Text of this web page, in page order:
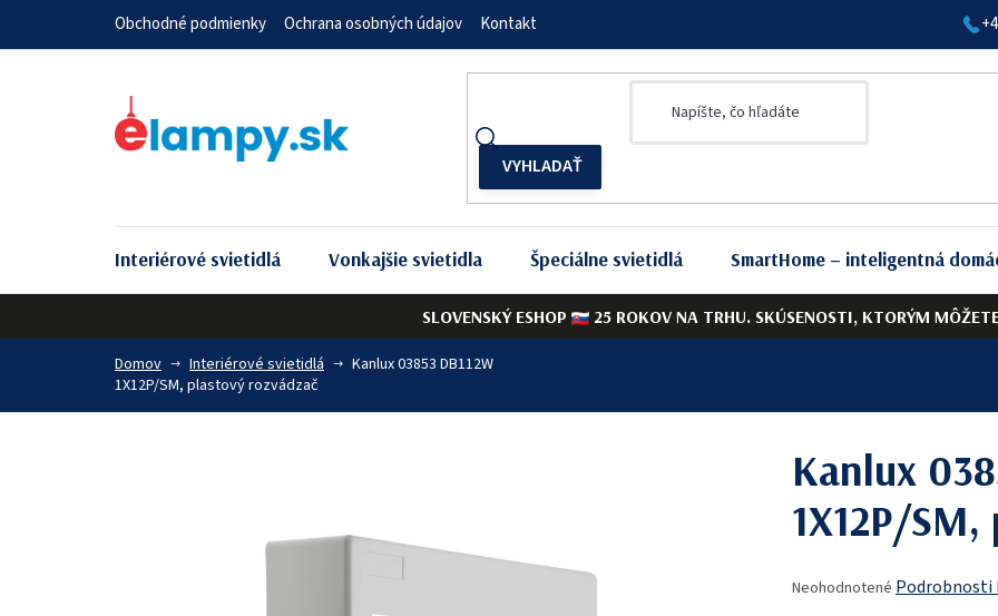
SLOVENSKÝ ESHOP 25 ROKOV NA TRHU. SKÚSENOSTI, KTORÝM
Obchodné podmienky Ochrana osobných údajov Kontakt
Interiérové svietidlá Vonkajšie svietidla Špeciálne svietidlá SmartHome – inteligentná
Domov Interiérové svietidlá
Kanlux 03853 DB112W
1X12P/SM, plastový rozvádzač
Kanlux
1X12P/
hodnotenie
Neohodnotené Podrobnosti